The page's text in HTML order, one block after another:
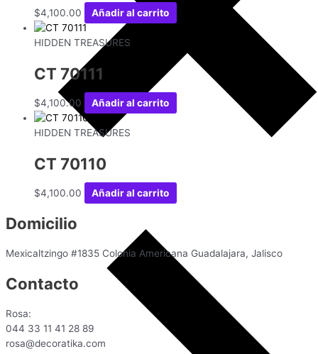
$4,100.00 Añadir al carrito
HIDDEN TREASURES
CT 70111
$4,100.00 Añadir al carrito
HIDDEN TREASURES
CT 70110
$4,100.00 Añadir al carrito
Domicilio
Mexicaltzingo #1835 Colonia Americana Guadalajara, Jalisco
Contacto
Rosa:
044 33 11 41 28 89
rosa@decoratika.com